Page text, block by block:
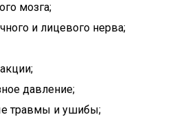
мозга;
и лицевого нерва;
давление;
травмы и ушибы;